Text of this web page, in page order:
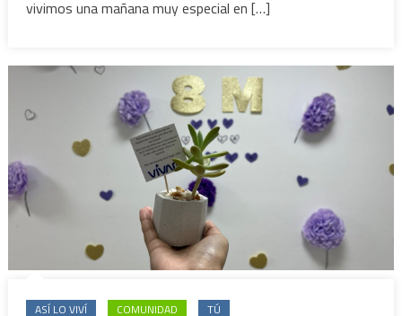
vivimos una mañana muy especial en […]
ASÍ LO VIVÍ COMUNIDAD TÚ